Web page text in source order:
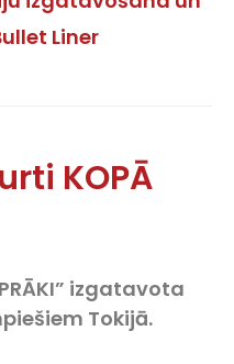
KOPĀ
izgatavota
Tokijā.